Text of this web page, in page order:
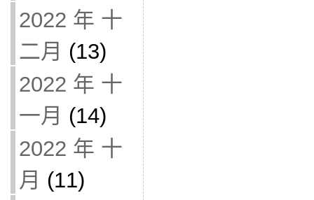
2022 年 十
二月 (13)
2022 年 十
一月 (14)
2022 年 十
月 (11)